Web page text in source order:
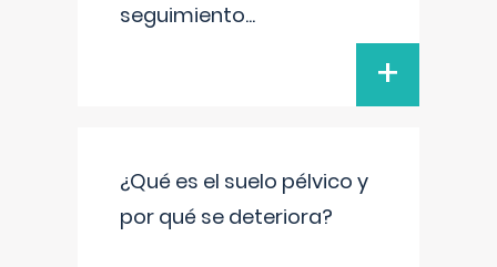
seguimiento...
+
¿Qué es el suelo pélvico y
por qué se deteriora?